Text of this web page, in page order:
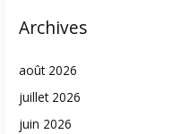
Archives
août 2026
juillet 2026
juin 2026